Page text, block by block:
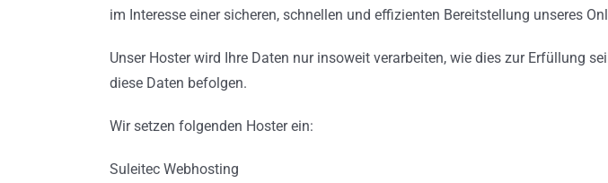
im Interesse einer sicheren, schnellen und effizienten Bereitstellung unseres
Unser Hoster wird Ihre Daten nur insoweit verarbeiten, wie dies zur Erfüllung
diese Daten befolgen.
Wir setzen folgenden Hoster ein:
Suleitec Webhosting